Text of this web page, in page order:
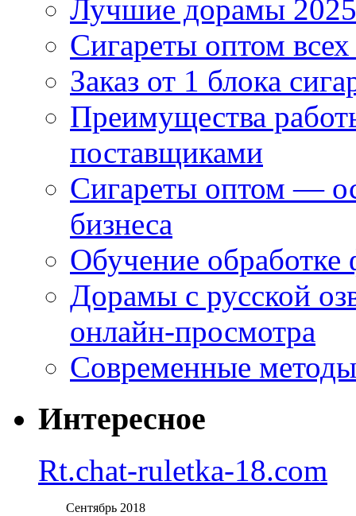
Лучшие дорамы
Сигареты оптом
Заказ от 1 блока
Преимущества
поставщиками
Сигареты оптом —
бизнеса
Обучение
Дорамы с русской
онлайн-просмотра
Современные
Интересное
Rt.chat-ruletka-18.com
Сентябрь 2018